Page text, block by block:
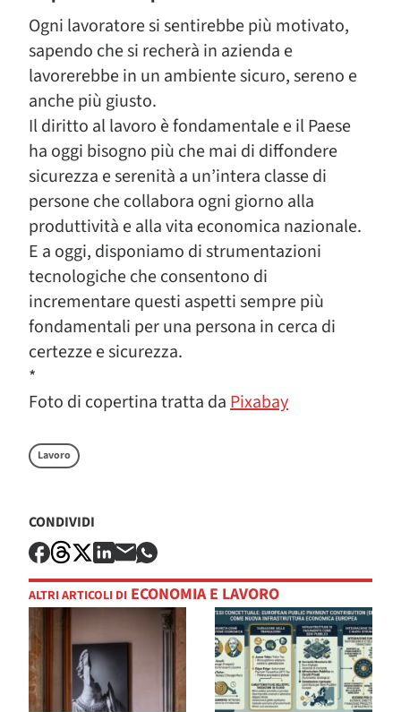
Ogni lavoratore si sentirebbe più motivato,
sapendo che si recherà in azienda e
lavorerebbe in un ambiente sicuro, sereno e
anche più giusto.
Il diritto al lavoro è fondamentale e il Paese
ha oggi bisogno più che mai di diffondere
sicurezza e serenità a un’intera classe di
persone che collabora ogni giorno alla
produttività e alla vita economica nazionale.
E a oggi, disponiamo di strumentazioni
tecnologiche che consentono di
incrementare questi aspetti sempre più
fondamentali per una persona in cerca di
certezze e sicurezza.
*
Foto di copertina tratta daPixabay
Lavoro
CONDIVIDI
ALTRI ARTICOLI DI ECONOMIA E LAVORO